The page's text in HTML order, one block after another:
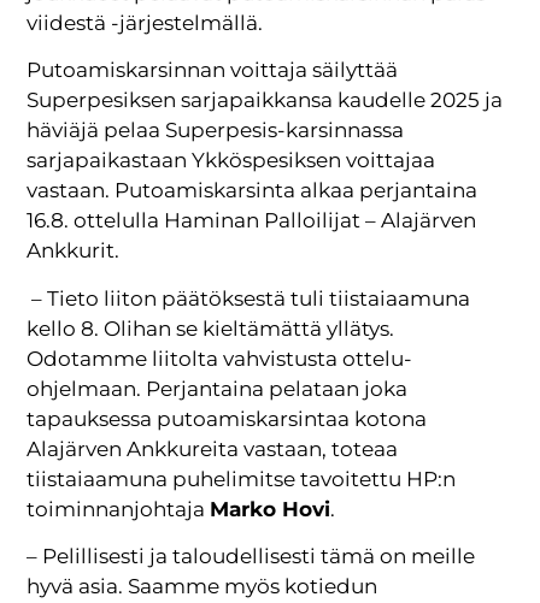
viidestä -järjestelmällä.
Putoamiskarsinnan voittaja säilyttää
Superpesiksen sarjapaikkansa kaudelle 2025 ja
häviäjä pelaa Superpesis-karsinnassa
sarjapaikastaan Ykköspesiksen voittajaa
vastaan. Putoamiskarsinta alkaa perjantaina
16.8. ottelulla Haminan Palloilijat – Alajärven
Ankkurit.
– Tieto liiton päätöksestä tuli tiistaiaamuna
kello 8. Olihan se kieltämättä yllätys.
Odotamme liitolta vahvistusta ottelu-
ohjelmaan. Perjantaina pelataan joka
tapauksessa putoamiskarsintaa kotona
Alajärven Ankkureita vastaan, toteaa
tiistaiaamuna puhelimitse tavoitettu HP:n
toiminnanjohtaja Marko Hovi.
– Pelillisesti ja taloudellisesti tämä on meille
hyvä asia. Saamme myös kotiedun